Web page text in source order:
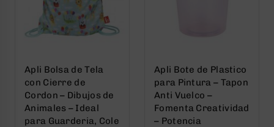
Apli Bolsa de Tela
con Cierre de
Cordon – Dibujos de
Animales – Ideal
para Guarderia, Cole
Apli Bote de Plastico
para Pintura – Tapon
Anti Vuelco –
Fomenta Creatividad
– Potencia